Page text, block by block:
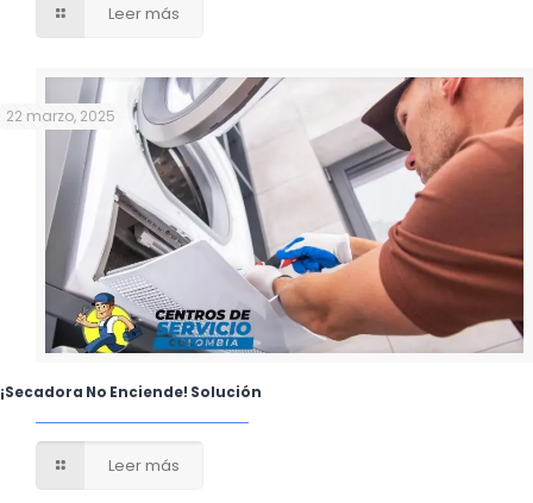
Leer más
22 marzo, 2025
¡Secadora No Enciende! Solución
Leer más